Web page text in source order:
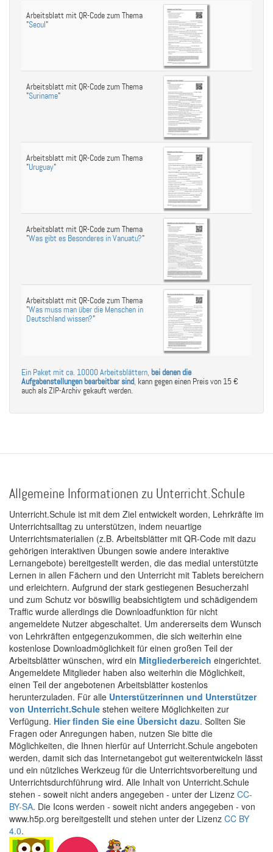
Arbeitsblatt mit QR-Code zum Thema
"Seoul"
Arbeitsblatt mit QR-Code zum Thema
"Suriname"
Arbeitsblatt mit QR-Code zum Thema
"Uruguay"
Arbeitsblatt mit QR-Code zum Thema
"Was gibt es Besonderes in Vanuatu?"
Arbeitsblatt mit QR-Code zum Thema
"Was muss man über die Menschen in
Deutschland wissen?"
Ein Paket mit ca. 10000 Arbeitsblättern, bei denen die
Aufgabenstellungen bearbeitbar sind, kann gegen einen Preis von 15 €
auch als ZIP-Archiv gekauft werden.
Allgemeine Informationen zu Unterricht.Schule
Unterricht.Schule ist mit dem Ziel entwickelt worden, Lehrkräfte im
Unterrichtsalltag zu unterstützen, indem neuartige
Unterrichtsmaterialien (z.B. Arbeitsblätter mit QR-Code mit dazu
gehörigen interaktiven Übungen sowie andere interaktive
Lernangebote) bereitgestellt werden, die das medial unterstützte
Lernen in allen Fächern und den Unterricht mit Tablets bereichern
und erleichtern. Aufgrund der stark gestiegenen Besucherzahl
und zum Schutz vor böswillig beabsichtigtem und schädigendem
Traffic wurde allerdings die Downloadfunktion für nicht
angemeldete Nutzer abgeschaltet. Um andererseits dem Wunsch
von Lehrkräften entgegenzukommen, die sich weiterhin eine
kostenlose Downloadmöglichkeit für einen großen Teil der
Arbeitsblätter wünschen, wird ein Mitgliederbereich eingerichtet.
Angemeldete Mitglieder haben also weiterhin die Möglichkeit,
einen Teil der angebotenen Arbeitsblätter kostenlos
herunterzuladen. Für alle Unterstützerinnen und Unterstützer
von Unterricht.Schule stehen weitere Möglichkeiten zur
Verfügung. Hier finden Sie eine Übersicht dazu. Sollten Sie
Fragen oder Anregungen haben, nutzen Sie bitte die
Möglichkeiten, die Ihnen hierfür auf Unterricht.Schule angeboten
werden, damit sich das Internetangebot gut weiterentwickeln lässt
und ein nützliches Werkzeug für die Unterrichtsvorbereitung und
Unterrichtsdurchführung wird. Alle Inhalt von Unterricht.Schule
stehen - soweit nicht anders angegeben - unter der Lizenz CC-
BY-SA. Die Icons werden - soweit nicht anders angegeben - von
www.h5p.org bereitgestellt und stehen unter der Lizenz CC BY
4.0.